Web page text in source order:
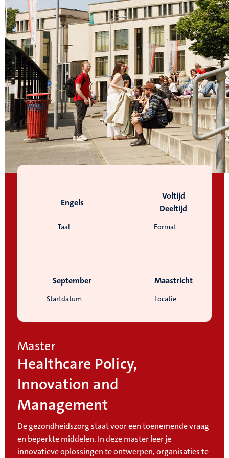
Taal
Engels
Format
Voltijd
Deeltijd
Startdatum
September
Locatie
Maastricht
Master
Healthcare Policy,
Innovation and
Management
De gezondheidszorg staat voor een toenemende vraag
en beperkte middelen. In deze master leer je
innovatieve oplossingen te ontwerpen, organisaties te